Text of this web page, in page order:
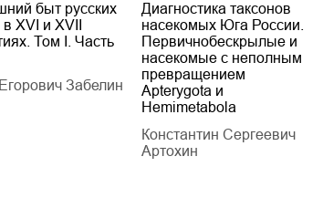
быт русских
XVI и XVII
Том I. Часть
Забелин
Диагностика таксонов
насекомых Юга России.
Первичнобескрылые и
насекомые с неполным
превращением
Apterygota и
Hemimetabola
Константин Сергеевич
Артохин